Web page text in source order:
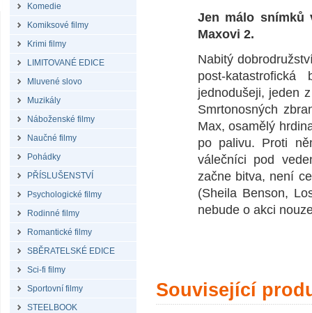
Komedie
Komiksové filmy
Krimi filmy
LIMITOVANÉ EDICE
Mluvené slovo
Muzikály
Náboženské filmy
Naučné filmy
Pohádky
PŘÍSLUŠENSTVÍ
Psychologické filmy
Rodinné filmy
Romantické filmy
SBĚRATELSKÉ EDICE
Sci-fi filmy
Sportovní filmy
STEELBOOK
Jen málo snímků
Maxovi 2.
Nabitý
post-
jednodušeji, jeden
Smrtonosných
Max, osamělý
po palivu. Proti
válečníci pod
začne bitva, není
(Sheila Benson,
nebude o akci
Související